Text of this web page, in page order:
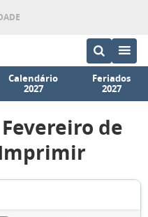
Calendário
2027
Feriados
2027
de